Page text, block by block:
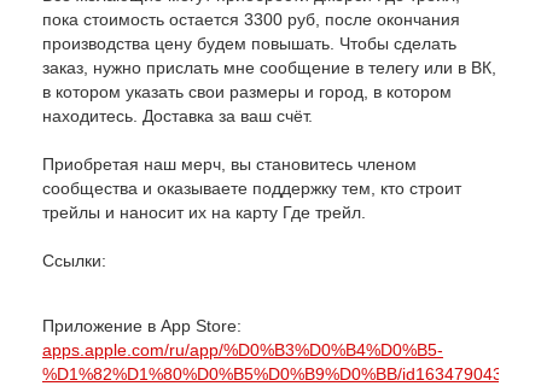
пока стоимость остается 3300 руб, после окончания
производства цену будем повышать. Чтобы сделать
заказ, нужно прислать мне сообщение в телегу или в ВК,
в котором указать свои размеры и город, в котором
находитесь. Доставка за ваш счёт.
Приобретая наш мерч, вы становитесь членом
сообщества и оказываете поддержку тем, кто строит
трейлы и наносит их на карту Где трейл.
Ссылки:
Приложение в App Store:
apps.apple.com/ru/app/%D0%B3%D0%B4%D0%B5-
%D1%82%D1%80%D0%B5%D0%B9%D0%BB/id1634790439